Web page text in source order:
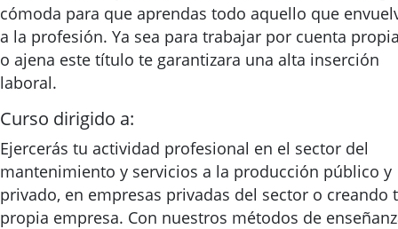
cómoda para que aprendas todo aquello que
a la profesión. Ya sea para trabajar por cuenta
o ajena este título te garantizara una alta inserción
laboral.
Curso dirigido a:
Ejercerás tu actividad profesional en el sector del
mantenimiento y servicios a la producción público y
privado, en empresas privadas del sector o creando
propia empresa. Con nuestros métodos de